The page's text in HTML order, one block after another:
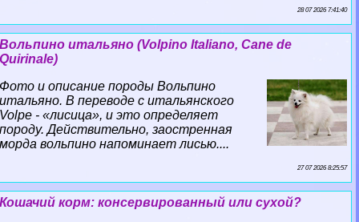
28 07 2026 7:41:40
Вольпино итальяно (Volpino Italiano, Cane de
Quirinale)
Фото и описание породы Вольпино
итальяно. В переводе с итальянского
Volpe - «лисица», и это определяет
породу. Действительно, заостренная
морда вольпино напоминает лисью....
27 07 2026 8:25:57
Кошачий корм: консервированный или сухой?